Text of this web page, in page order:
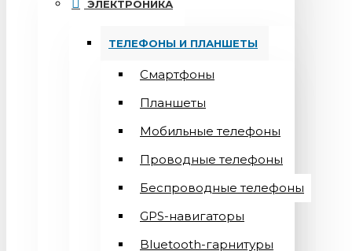
ЭЛЕКТРОНИКА
ТЕЛЕФОНЫ И ПЛАНШЕТЫ
Смартфоны
Планшеты
Мобильные телефоны
Проводные телефоны
Беспроводные телефоны
GPS-навигаторы
Bluetooth-гарнитуры